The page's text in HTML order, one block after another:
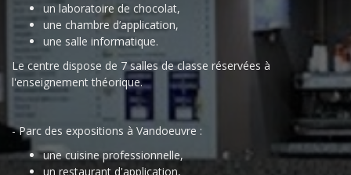
un laboratoire de chocolat,
une chambre d’application,
une salle informatique.
Le centre dispose de 7 salles de classe réservées à
l'enseignement théorique.
- Parc des expositions à Vandoeuvre :
une cuisine professionnelle,
un restaurant d'application,